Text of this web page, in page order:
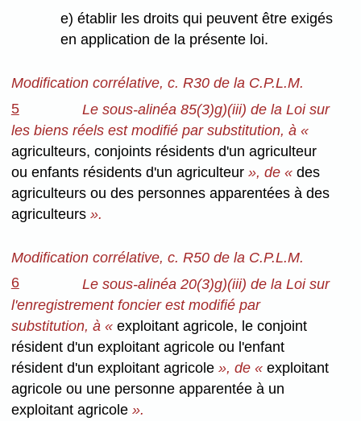
e) établir les droits qui peuvent être exigés
en application de la présente loi.
Modification corrélative, c. R30 de la C.P.L.M.
5
Le sous-alinéa 85(3)g)(iii) de la Loi sur
les biens réels est modifié par substitution, à «
agriculteurs, conjoints résidents d'un agriculteur
ou enfants résidents d'un agriculteur », de «des
agriculteurs ou des personnes apparentées à des
agriculteurs ».
Modification corrélative, c. R50 de la C.P.L.M.
6
Le sous-alinéa 20(3)g)(iii) de la Loi sur
l'enregistrement foncier est modifié par
substitution, à «exploitant agricole, le conjoint
résident d'un exploitant agricole ou l'enfant
résident d'un exploitant agricole », de «exploitant
agricole ou une personne apparentée à un
exploitant agricole ».